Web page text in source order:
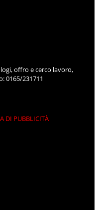
offro e cerco lavoro,
0165/231711
DI PUBBLICITÀ